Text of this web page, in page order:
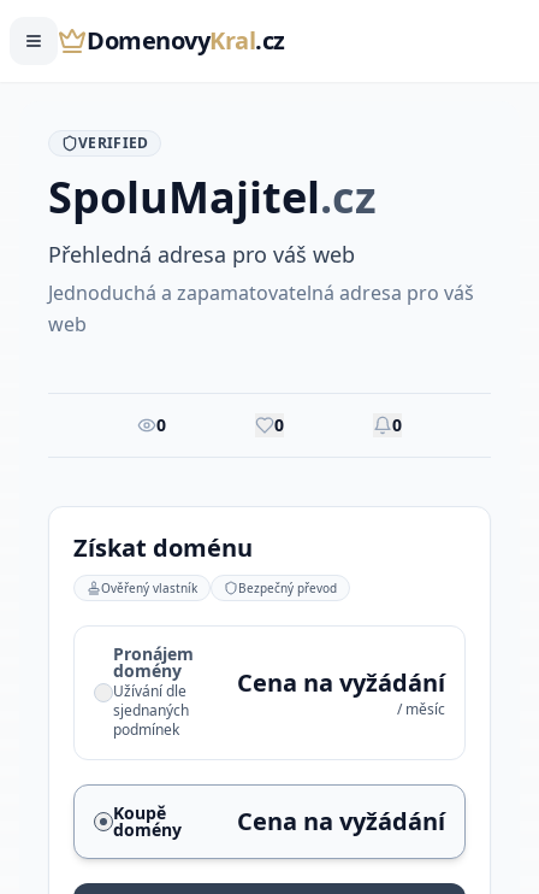
DomenovyKral.cz
VERIFIED
SpoluMajitel.cz
Přehledná adresa pro váš web
Jednoduchá a zapamatovatelná adresa pro váš
web
0 0 0
Získat doménu
Ověřený vlastník Bezpečný převod
Pronájem
domény
Užívání dle
sjednaných
podmínek
Cena na vyžádání
/ měsíc
Koupě
domény Cena na vyžádání